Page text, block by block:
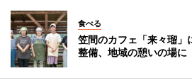
食べる
笠間のカフェ「来々瑠
整備、地域の憩いの場に